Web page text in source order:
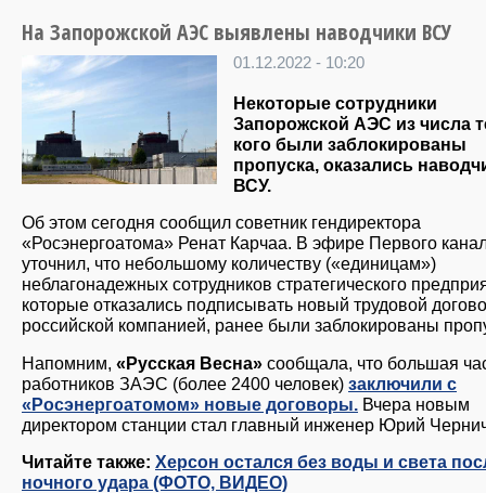
На Запорожской АЭС выявлены наводчики ВСУ
01.12.2022 - 10:20
Некоторые сотрудники
Запорожской АЭС из числа
кого были заблокированы
пропуска, оказались
ВСУ.
Об этом сегодня сообщил советник гендиректора
«‎Росэнергоатома» Ренат Карчаа. В эфире Первого
уточнил, что небольшому количеству («единицам»)
неблагонадежных сотрудников стратегического
которые отказались подписывать новый трудовой
российской компанией, ранее были заблокированы
Напомним, «Русская Весна» сообщала, что большая
работников ЗАЭС (более 2400 человек) заключили с
«‎Росэнергоатомом» новые договоры. Вчера новым
директором станции стал главный инженер Юрий
Читайте также: Херсон остался без воды и света
ночного удара (ФОТО, ВИДЕО)